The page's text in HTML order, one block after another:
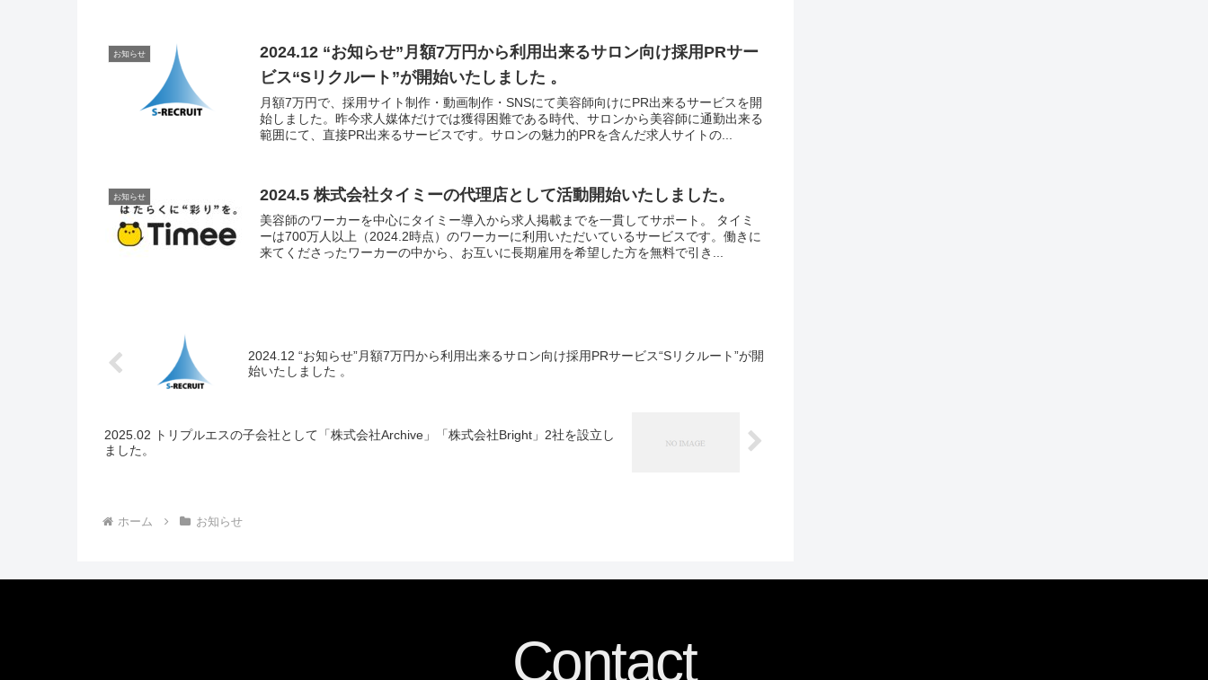
お知らせ
2024.12 “お知らせ”月額7万円から利用出来るサロン向け採用PRサー
ビス“Sリクルート”が開始いたしました 。
月額7万円で、採用サイト制作・動画制作・SNSにて美容師向けにPR出来るサービスを開
始しました。昨今求人媒体だけでは獲得困難である時代、サロンから美容師に通勤出来る
範囲にて、直接PR出来るサービスです。サロンの魅力的PRを含んだ求人サイトの...
お知らせ 2024.5 株式会社タイミーの代理店として活動開始いたしました。
美容師のワーカーを中心にタイミー導入から求人掲載までを一貫してサポート。 タイミ
ーは700万人以上（2024.2時点）のワーカーに利用いただいているサービスです。働きに
来てくださったワーカーの中から、お互いに長期雇用を希望した方を無料で引き...
2024.12 “お知らせ”月額7万円から利用出来るサロン向け採用PRサービス“Sリクルート”が開
始いたしました 。
2025.02 トリプルエスの子会社として「株式会社Archive」「株式会社Bright」2社を設立し
ました。
ホーム お知らせ
Contact